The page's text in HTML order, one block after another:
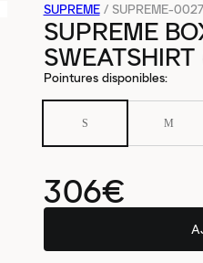
SUPREME / SUPREME-
SUPREME
Pointures disponibles:
S M
306€